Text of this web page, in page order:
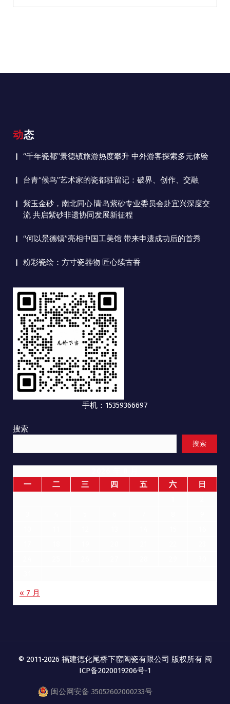
动态
“千年瓷都”景德镇旅游热度攀升 中外游客探索多元体验
台青“候鸟”艺术家的瓷都驻留记：破界、创作、交融
紫玉金砂，南北同心∣青岛紫砂专业委员会赴宜兴深度交
流 共启紫砂非遗协同发展新征程
“何以景德镇”亮相中国工美馆 带来申遗成功后的首秀
粉彩瓷绘：方寸瓷器物 匠心续古香
手机：15359366697
搜索
搜索
一
二 三 四 五 六
日
« 7 月
© 2011-2026 福建德化尾桥下窑陶瓷有限公司 版权所有 闽
ICP备2020019206号-1
闽公网安备 35052602000233号